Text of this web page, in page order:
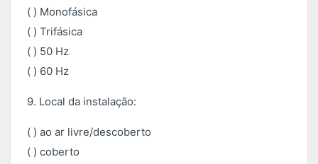
( ) Monofásica
( ) Trifásica
( ) 50 Hz
( ) 60 Hz
9. Local da instalação:
( ) ao ar livre/descoberto
( ) coberto